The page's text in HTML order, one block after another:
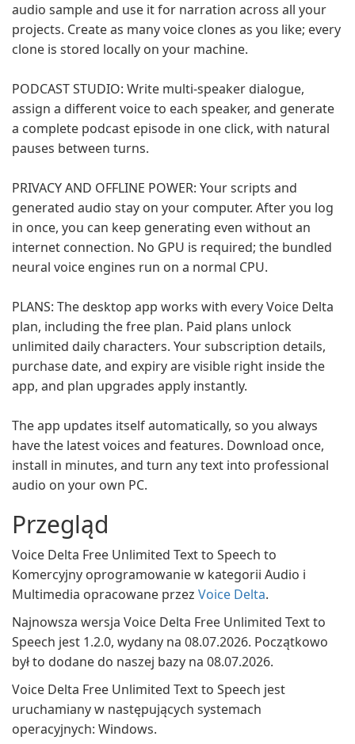
audio sample and use it for narration across all your
projects. Create as many voice clones as you like; every
clone is stored locally on your machine.
PODCAST STUDIO: Write multi-speaker dialogue,
assign a different voice to each speaker, and generate
a complete podcast episode in one click, with natural
pauses between turns.
PRIVACY AND OFFLINE POWER: Your scripts and
generated audio stay on your computer. After you log
in once, you can keep generating even without an
internet connection. No GPU is required; the bundled
neural voice engines run on a normal CPU.
PLANS: The desktop app works with every Voice Delta
plan, including the free plan. Paid plans unlock
unlimited daily characters. Your subscription details,
purchase date, and expiry are visible right inside the
app, and plan upgrades apply instantly.
The app updates itself automatically, so you always
have the latest voices and features. Download once,
install in minutes, and turn any text into professional
audio on your own PC.
Przegląd
Voice Delta Free Unlimited Text to Speech to
Komercyjny oprogramowanie w kategorii Audio i
Multimedia opracowane przez Voice Delta.
Najnowsza wersja Voice Delta Free Unlimited Text to
Speech jest 1.2.0, wydany na 08.07.2026. Początkowo
był to dodane do naszej bazy na 08.07.2026.
Voice Delta Free Unlimited Text to Speech jest
uruchamiany w następujących systemach
operacyjnych: Windows.